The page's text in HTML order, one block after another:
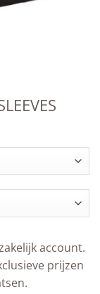
account.
prijzen